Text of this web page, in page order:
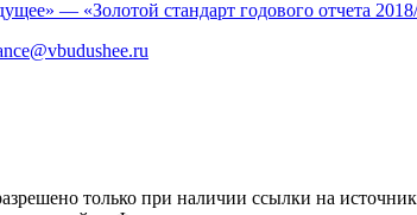
только при наличии ссылки на